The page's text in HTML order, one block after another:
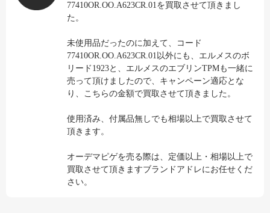
77410OR.OO.A623CR.01を買取させて頂きまし
た。
未使用品だったのに加えて、コード
77410OR.OO.A623CR.01以外にも、エルメスのボ
リード1923と、エルメスのエブリンTPMも一緒に
売って頂けましたので、キャンペーン適応とな
り、こちらの金額で買取させて頂きました。
使用済み、付属品無しでも相場以上で買取させて
頂きます。
オーデマピゲを売る際は、定価以上・相場以上で
買取させて頂きますブランドアドレにお任せくだ
さい。